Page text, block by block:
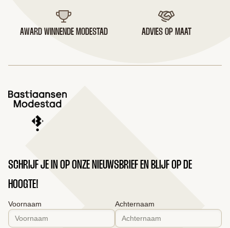
AWARD WINNENDE MODESTAD ADVIES OP MAAT
SCHRIJF JE IN OP ONZE NIEUWSBRIEF EN BLIJF OP DE
HOOGTE!
Voornaam Achternaam